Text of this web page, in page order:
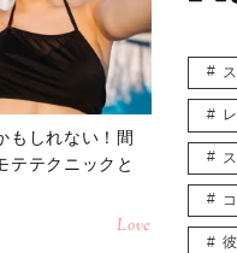
もしれない！間
テテクニックと
Love